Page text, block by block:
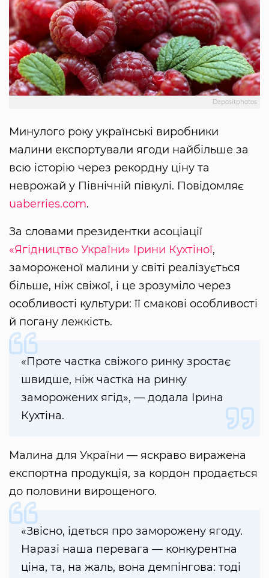
Depositphotos
Минулого року українські виробники
малини експортували ягоди найбільше за
всю історію через рекордну ціну та
неврожай у Північній півкулі. Повідомляє
uaberries.com.
За словами президентки асоціації
«Ягідництво України» Ірини Кухтіної,
замороженої малини у світі реалізується
більше, ніж свіжої, і це зрозуміло через
особливості культури: її смакові особливості
й погану лежкість.
«Проте частка свіжого ринку зростає
швидше, ніж частка на ринку
заморожених ягід», — додала Ірина
Кухтіна.
Малина для України — яскраво виражена
експортна продукція, за кордон продається
до половини вирощеного.
«Звісно, ідеться про заморожену ягоду.
Наразі наша перевага — конкурентна
ціна, та, на жаль, вона демпінгова: тоді